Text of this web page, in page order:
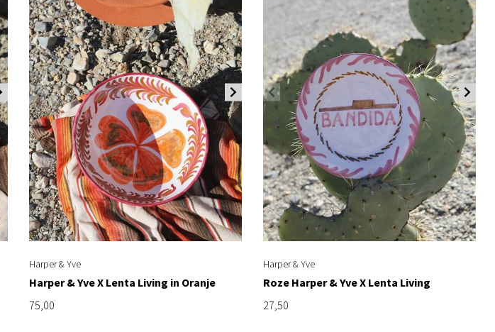
Harper & Yve
Harper & Yve X Lenta Living in Oranje
75,00
Harper & Yve
Roze Harper & Yve X Lenta Living
27,50